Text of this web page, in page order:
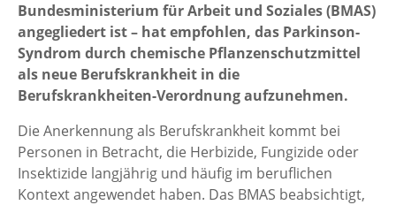
Bundesministerium für Arbeit und Soziales (BMAS)
angegliedert ist – hat empfohlen, das Parkinson-
Syndrom durch chemische Pflanzenschutzmittel
als neue Berufskrankheit in die
Berufskrankheiten-Verordnung aufzunehmen.
Die Anerkennung als Berufskrankheit kommt bei
Personen in Betracht, die Herbizide, Fungizide oder
Insektizide langjährig und häufig im beruflichen
Kontext angewendet haben. Das BMAS beabsichtigt,